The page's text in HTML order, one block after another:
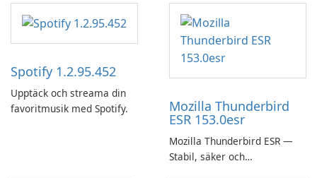
Spotify 1.2.95.452
Upptäck och streama din
favoritmusik med Spotify.
Mozilla Thunderbird
ESR 153.0esr
Mozilla Thunderbird ESR —
Stabil, säker och